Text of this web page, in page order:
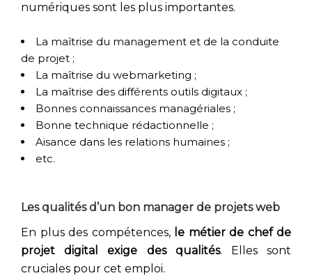
numériques sont les plus importantes.
La maîtrise du management et de la conduite
de projet ;
La maîtrise du webmarketing ;
La maîtrise des différents outils digitaux ;
Bonnes connaissances managériales ;
Bonne technique rédactionnelle ;
Aisance dans les relations humaines ;
etc.
Les qualités d’un bon manager de projets web
En plus des compétences,le métier de chef de
projet digital exige des qualités. Elles sont
cruciales pour cet emploi.